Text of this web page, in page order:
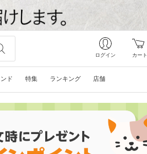
ログイン カート
ド 特集 ランキング 店舗